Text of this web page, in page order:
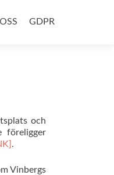
GDPR
och
föreligger
.
Vinbergs